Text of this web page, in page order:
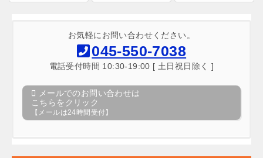
お気軽にお問い合わせください。
045-550-7038
電話受付時間 10:30-19:00 [ 土日祝日除く ]
メールでのお問い合わせは
こちらをクリック
【メールは24時間受付】